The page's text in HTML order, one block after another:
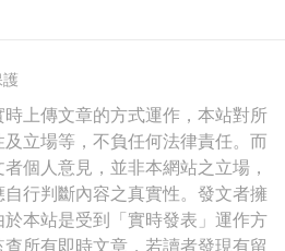
上傳文章的方式運作，本站對所
立場等，不負任何法律責任。而
個人意見，並非本網站之立場，
行判斷內容之真實性。發文者擁
本站是受到「實時發表」運作方
所有即時文章，若讀者發現有留